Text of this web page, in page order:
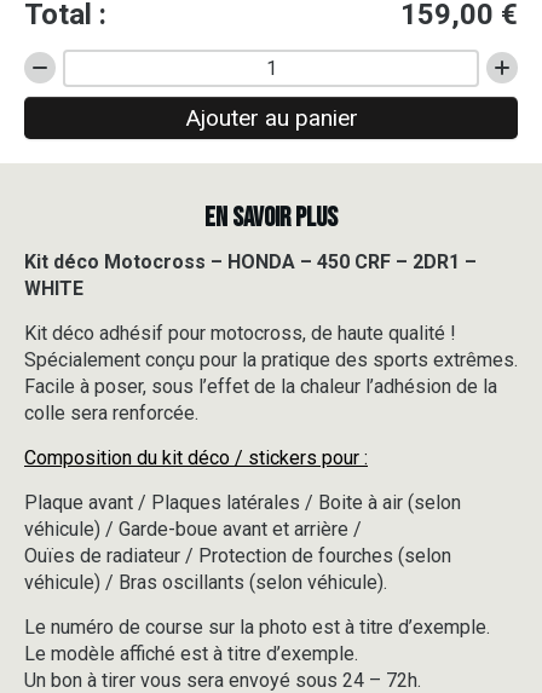
Total : 159,00 €
quantité
de
déco
Motocross
450
CRF
2DR1
-
WHITE
Ajouter au panier
EN SAVOIR PLUS
Kit déco Motocross – HONDA – 450 CRF – 2DR1 –
WHITE
Kit déco adhésif pour motocross, de haute qualité !
Spécialement conçu pour la pratique des sports extrêmes.
Facile à poser, sous l’effet de la chaleur l’adhésion de la
colle sera renforcée.
Composition du kit déco / stickers pour :
Plaque avant / Plaques latérales / Boite à air (selon
véhicule) / Garde-boue avant et arrière /
Ouïes de radiateur / Protection de fourches (selon
véhicule) / Bras oscillants (selon véhicule).
Le numéro de course sur la photo est à titre d’exemple.
Le modèle affiché est à titre d’exemple.
Un bon à tirer vous sera envoyé sous 24 – 72h.